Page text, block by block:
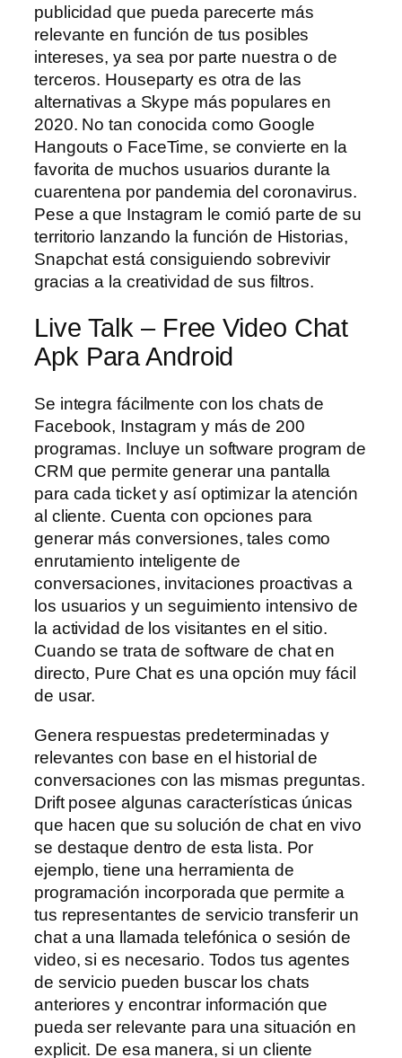
publicidad que pueda parecerte más
relevante en función de tus posibles
intereses, ya sea por parte nuestra o de
terceros. Houseparty es otra de las
alternativas a Skype más populares en
2020. No tan conocida como Google
Hangouts o FaceTime, se convierte en la
favorita de muchos usuarios durante la
cuarentena por pandemia del coronavirus.
Pese a que Instagram le comió parte de su
territorio lanzando la función de Historias,
Snapchat está consiguiendo sobrevivir
gracias a la creatividad de sus filtros.
Live Talk – Free Video Chat
Apk Para Android
Se integra fácilmente con los chats de
Facebook, Instagram y más de 200
programas. Incluye un software program de
CRM que permite generar una pantalla
para cada ticket y así optimizar la atención
al cliente. Cuenta con opciones para
generar más conversiones, tales como
enrutamiento inteligente de
conversaciones, invitaciones proactivas a
los usuarios y un seguimiento intensivo de
la actividad de los visitantes en el sitio.
Cuando se trata de software de chat en
directo, Pure Chat es una opción muy fácil
de usar.
Genera respuestas predeterminadas y
relevantes con base en el historial de
conversaciones con las mismas preguntas.
Drift posee algunas características únicas
que hacen que su solución de chat en vivo
se destaque dentro de esta lista. Por
ejemplo, tiene una herramienta de
programación incorporada que permite a
tus representantes de servicio transferir un
chat a una llamada telefónica o sesión de
video, si es necesario. Todos tus agentes
de servicio pueden buscar los chats
anteriores y encontrar información que
pueda ser relevante para una situación en
explicit. De esa manera, si un cliente